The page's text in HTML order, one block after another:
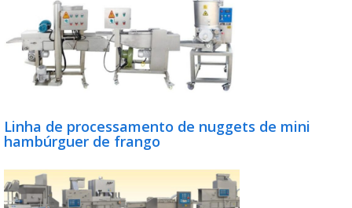
Linha de processamento de nuggets de mini
hambúrguer de frango